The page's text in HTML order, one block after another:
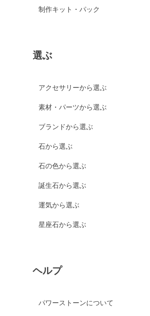
制作キット・パック
選ぶ
アクセサリーから選ぶ
素材・パーツから選ぶ
ブランドから選ぶ
石から選ぶ
石の色から選ぶ
誕生石から選ぶ
運気から選ぶ
星座石から選ぶ
ヘルプ
パワーストーンについて